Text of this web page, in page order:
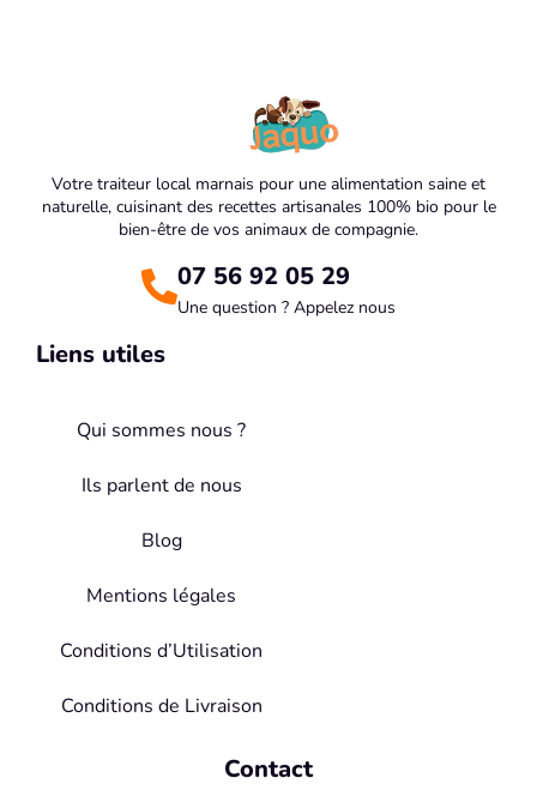
Votre traiteur local marnais pour une alimentation saine et
naturelle, cuisinant des recettes artisanales 100% bio pour le
bien-être de vos animaux de compagnie.
07 56 92 05 29
Une question ? Appelez nous
Liens utiles
Qui sommes nous ?
Ils parlent de nous
Blog
Mentions légales
Conditions d’Utilisation
Conditions de Livraison
Contact